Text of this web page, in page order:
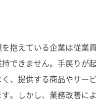
抱えている企業は従業
できません。手戻りが
、提供する商品やサー
。しかし、業務改善に